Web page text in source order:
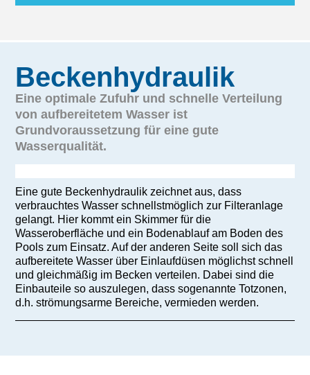
Beckenhydraulik
Eine optimale Zufuhr und schnelle Verteilung
von aufbereitetem Wasser ist
Grundvoraussetzung für eine gute
Wasserqualität.
Eine gute Beckenhydraulik zeichnet aus, dass
verbrauchtes Wasser schnellstmöglich zur Filteranlage
gelangt. Hier kommt ein Skimmer für die
Wasseroberfläche und ein Bodenablauf am Boden des
Pools zum Einsatz. Auf der anderen Seite soll sich das
aufbereitete Wasser über Einlaufdüsen möglichst schnell
und gleichmäßig im Becken verteilen. Dabei sind die
Einbauteile so auszulegen, dass sogenannte Totzonen,
d.h. strömungsarme Bereiche, vermieden werden.